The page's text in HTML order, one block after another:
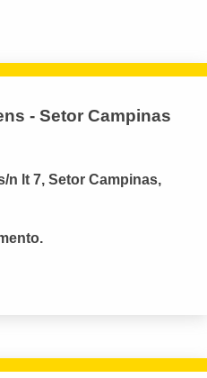
- Setor Campinas
n lt 7, Setor Campinas,